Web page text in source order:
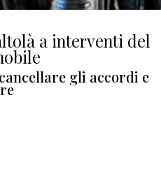
a interventi del
gli accordi e